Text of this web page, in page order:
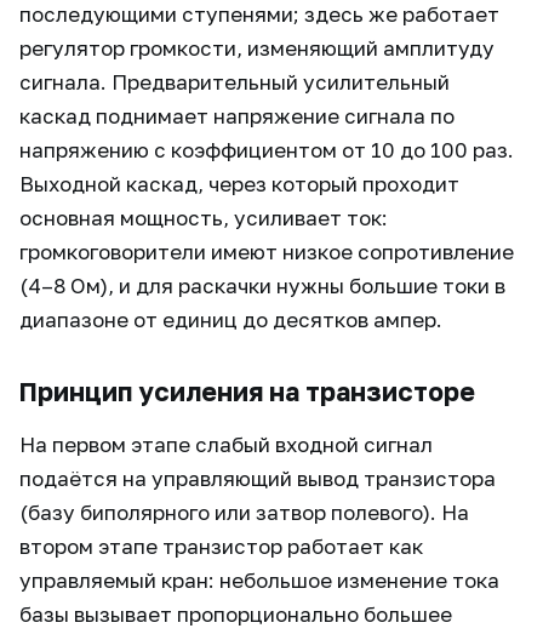
последующими ступенями; здесь же работает
регулятор громкости, изменяющий амплитуду
сигнала. Предварительный усилительный
каскад поднимает напряжение сигнала по
напряжению с коэффициентом от 10 до 100 раз.
Выходной каскад, через который проходит
основная мощность, усиливает ток:
громкоговорители имеют низкое сопротивление
(4–8 Ом), и для раскачки нужны большие токи в
диапазоне от единиц до десятков ампер.
Принцип усиления на транзисторе
На первом этапе слабый входной сигнал
подаётся на управляющий вывод транзистора
(базу биполярного или затвор полевого). На
втором этапе транзистор работает как
управляемый кран: небольшое изменение тока
базы вызывает пропорционально большее